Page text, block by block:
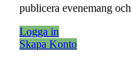
publicera evenemang
Logga in
Skapa Konto